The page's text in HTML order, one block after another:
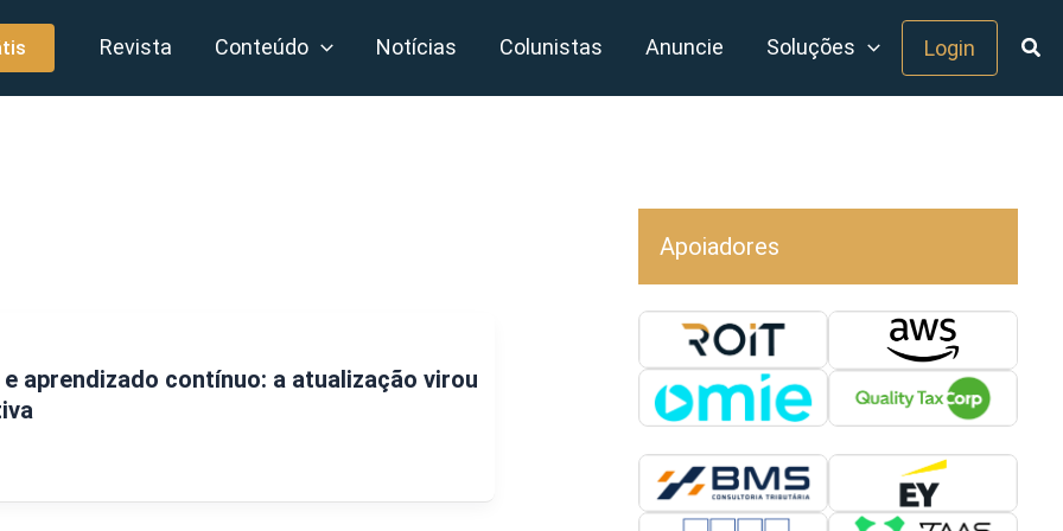
Revista Conteúdo Notícias Colunistas Anuncie Soluções Login
aprendizado contínuo: a atualização virou
Apoiadores